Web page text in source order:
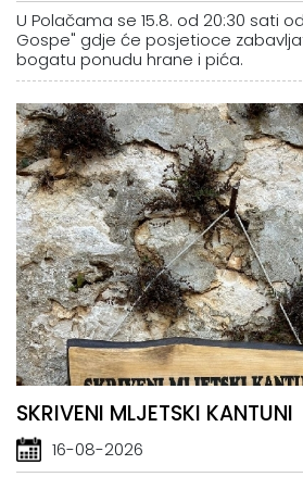
U Polačama se 15.8. od 20:30 sati
Gospe" gdje će posjetioce
bogatu ponudu hrane i pića.
SKRIVENI MLJETSKI KANTUNI
16-08-2026